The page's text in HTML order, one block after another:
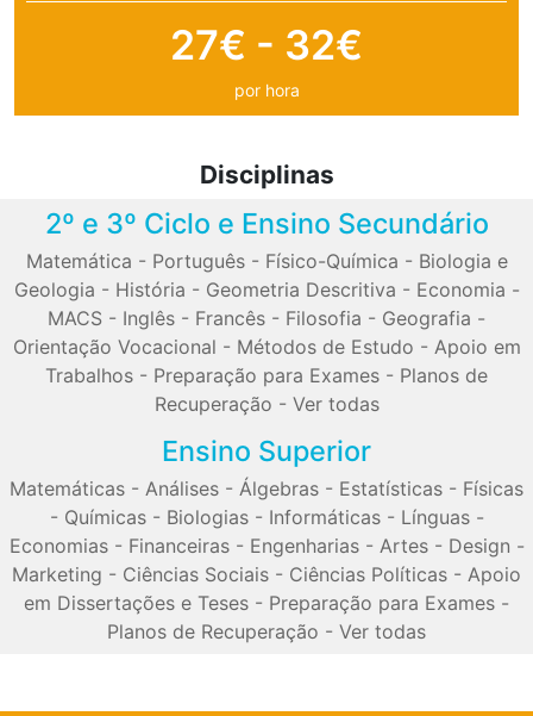
27€ - 32€
por hora
Disciplinas
2º e 3º Ciclo e Ensino Secundário
Matemática - Português- Físico-Química - Biologia e
Geologia - História - Geometria Descritiva - Economia -
MACS - Inglês - Francês - Filosofia - Geografia -
Orientação Vocacional - Métodos de Estudo - Apoio em
Trabalhos - Preparação para Exames - Planos de
Recuperação - Ver todas
Ensino Superior
Matemáticas - Análises - Álgebras - Estatísticas - Físicas
- Químicas- Biologias- Informáticas- Línguas-
Economias- Financeiras- Engenharias- Artes- Design -
Marketing - Ciências Sociais - Ciências Políticas - Apoio
em Dissertações e Teses - Preparação para Exames -
Planos de Recuperação - Ver todas